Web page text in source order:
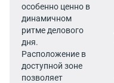
особенно ценно в
динамичном
ритме делового
дня.
Расположение в
доступной зоне
позволяет